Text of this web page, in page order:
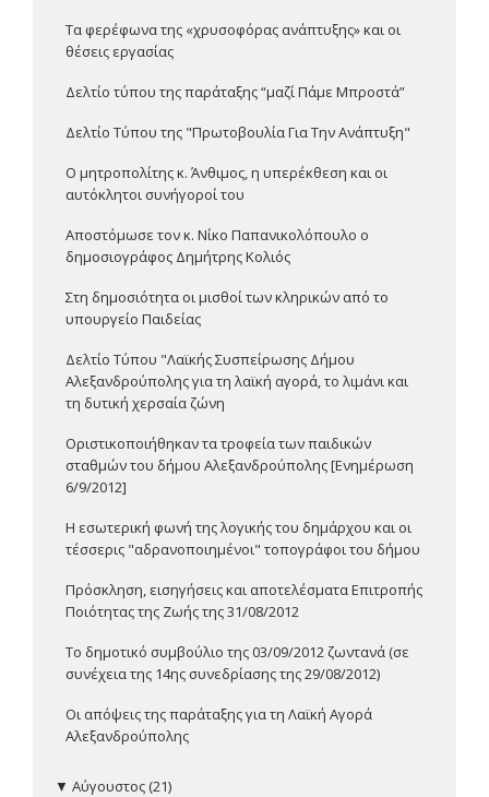
Τα φερέφωνα της «χρυσοφόρας ανάπτυξης» και οι
θέσεις εργασίας
Δελτίο τύπου της παράταξης “μαζί Πάμε Μπροστά”
Δελτίο Τύπου της "Πρωτοβουλία Για Την Ανάπτυξη"
Ο μητροπολίτης κ. Άνθιμος, η υπερέκθεση και οι
αυτόκλητοι συνήγοροί του
Αποστόμωσε τον κ. Νίκο Παπανικολόπουλο ο
δημοσιογράφος Δημήτρης Κολιός
Στη δημοσιότητα οι μισθοί των κληρικών από το
υπουργείο Παιδείας
Δελτίο Τύπου "Λαϊκής Συσπείρωσης Δήμου
Αλεξανδρούπολης για τη λαϊκή αγορά, το λιμάνι και
τη δυτική χερσαία ζώνη
Οριστικοποιήθηκαν τα τροφεία των παιδικών
σταθμών του δήμου Αλεξανδρούπολης [Ενημέρωση
6/9/2012]
Η εσωτερική φωνή της λογικής του δημάρχου και οι
τέσσερις "αδρανοποιημένοι" τοπογράφοι του δήμου
Πρόσκληση, εισηγήσεις και αποτελέσματα Επιτροπής
Ποιότητας της Ζωής της 31/08/2012
Το δημοτικό συμβούλιο της 03/09/2012 ζωντανά (σε
συνέχεια της 14ης συνεδρίασης της 29/08/2012)
Οι απόψεις της παράταξης για τη Λαϊκή Αγορά
Αλεξανδρούπολης
▼ Αύγουστος (21)